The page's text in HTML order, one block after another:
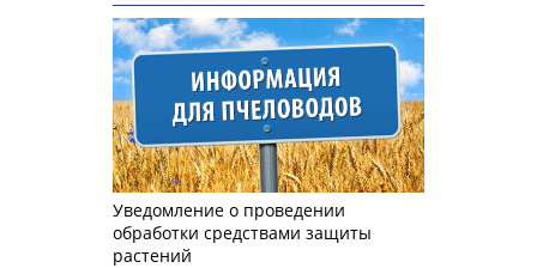
Уведомление о проведении
обработки средствами защиты
растений